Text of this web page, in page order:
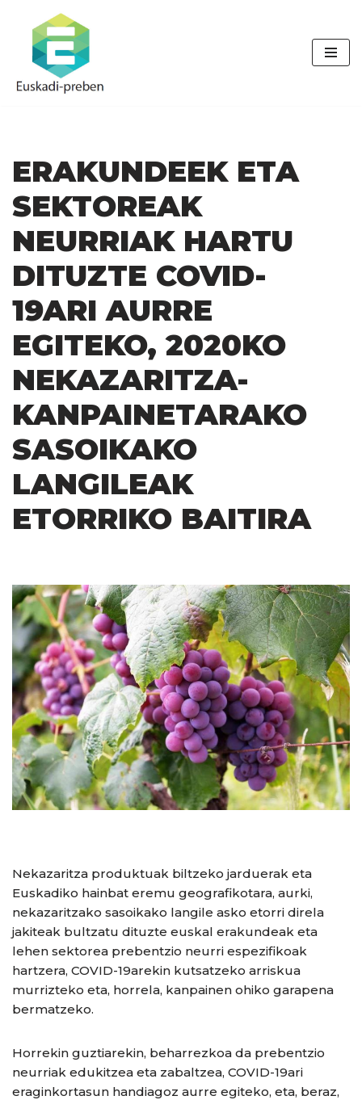
Skip
content
ERAKUNDEEK ETA
SEKTOREAK
NEURRIAK HARTU
DITUZTE COVID-
19ARI AURRE
EGITEKO, 2020KO
NEKAZARITZA-
KANPAINETARAKO
SASOIKAKO
LANGILEAK
ETORRIKO BAITIRA
Nekazaritza produktuak biltzeko jarduerak eta
Euskadiko hainbat eremu geografikotara, aurki,
nekazaritzako sasoikako langile asko etorri direla
jakiteak bultzatu dituzte euskal erakundeak eta
lehen sektorea prebentzio neurri espezifikoak
hartzera, COVID-19arekin kutsatzeko arriskua
murrizteko eta, horrela, kanpainen ohiko garapena
bermatzeko.
Horrekin guztiarekin, beharrezkoa da prebentzio
neurriak edukitzea eta zabaltzea, COVID-19ari
eraginkortasun handiagoz aurre egiteko, eta, beraz,